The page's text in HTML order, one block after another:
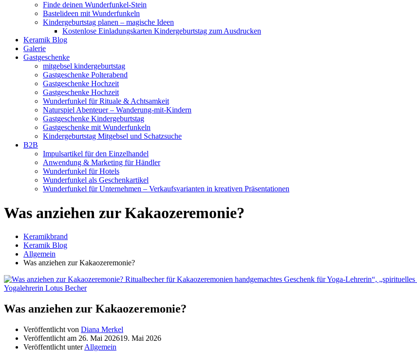
Finde deinen Wunderfunkel-Stein
Bastelideen mit Wunderfunkeln
Kindergeburtstag planen – magische Ideen
Kostenlose Einladungskarten Kindergeburtstag zum Ausdrucken
Keramik Blog
Galerie
Gastgeschenke
mitgebsel kindergeburtstag
Gastgeschenke Polterabend
Gastgeschenke Hochzeit
Gastgeschenke Hochzeit
Wunderfunkel für Rituale & Achtsamkeit
Naturspiel Abenteuer – Wanderung-mit-Kindern
Gastgeschenke Kindergeburtstag
Gastgeschenke mit Wunderfunkeln
Kindergeburtstag Mitgebsel und Schatzsuche
B2B
Impulsartikel für den Einzelhandel
Anwendung & Marketing für Händler
Wunderfunkel für Hotels
Wunderfunkel als Geschenkartikel
Wunderfunkel für Unternehmen – Verkaufsvarianten in kreativen Präsentationen
Was anziehen zur Kakaozeremonie?
Keramikbrand
Keramik Blog
Allgemein
Was anziehen zur Kakaozeremonie?
Was anziehen zur Kakaozeremonie?
Veröffentlicht von Diana Merkel
Veröffentlicht am 26. Mai 202619. Mai 2026
Veröffentlicht unterAllgemein